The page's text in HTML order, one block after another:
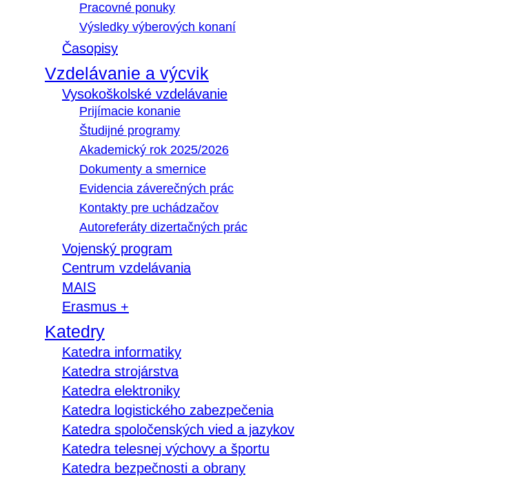
Pracovné ponuky
Výsledky výberových konaní
Časopisy
Vzdelávanie a výcvik
Vysokoškolské vzdelávanie
Prijímacie konanie
Študijné programy
Akademický rok 2025/2026
Dokumenty a smernice
Evidencia záverečných prác
Kontakty pre uchádzačov
Autoreferáty dizertačných prác
Vojenský program
Centrum vzdelávania
MAIS
Erasmus +
Katedry
Katedra informatiky
Katedra strojárstva
Katedra elektroniky
Katedra logistického zabezpečenia
Katedra spoločenských vied a jazykov
Katedra telesnej výchovy a športu
Katedra bezpečnosti a obrany